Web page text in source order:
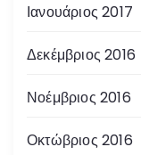
Ιανουάριος 2017
Δεκέμβριος 2016
Νοέμβριος 2016
Οκτώβριος 2016